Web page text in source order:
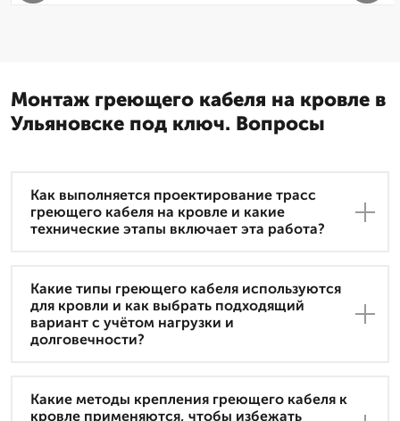
Монтаж греющего кабеля на кровле в
Ульяновске под ключ. Вопросы
Как выполняется проектирование трасс
греющего кабеля на кровле и какие
технические этапы включает эта работа?
Какие типы греющего кабеля используются
для кровли и как выбрать подходящий
вариант с учётом нагрузки и
долговечности?
Какие методы крепления греющего кабеля к
кровле применяются, чтобы избежать